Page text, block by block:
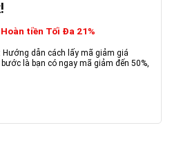
Hoàn tiền Tối Đa 21%
Hướng dẫn cách lấy mã giảm giá
là bạn có ngay mã giảm đến 50%,